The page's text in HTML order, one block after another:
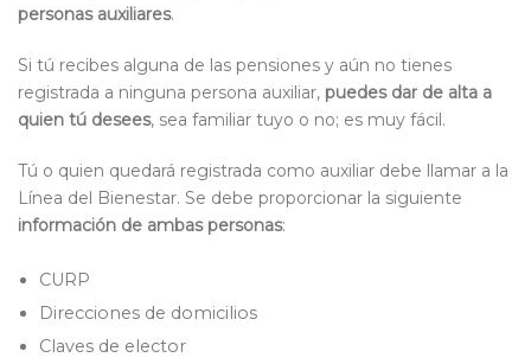
personas auxiliares.
Si tú recibes alguna de las pensiones y aún no tienes
registrada a ninguna persona auxiliar, puedes dar de alta a
quien tú desees, sea familiar tuyo o no; es muy fácil.
Tú o quien quedará registrada como auxiliar debe llamar a la
Línea del Bienestar. Se debe proporcionar la siguiente
información de ambas personas:
CURP
Direcciones de domicilios
Claves de elector